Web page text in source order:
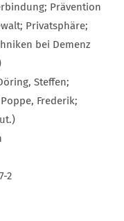
Prävention
Privatsphäre;
bei Demenz
Steffen;
Frederik;
2